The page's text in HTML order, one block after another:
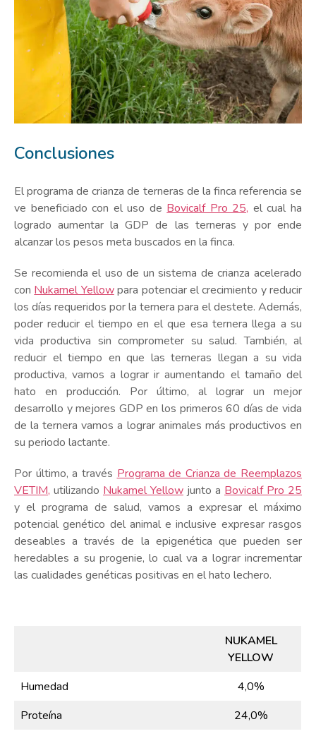
Conclusiones
El programa de crianza de terneras de la finca referencia se
ve beneficiado con el uso deBovicalf Pro 25, el cual ha
logrado aumentar la GDP de las terneras y por ende
alcanzar los pesos meta buscados en la finca.
Se recomienda el uso de un sistema de crianza acelerado
conNukamel Yellowpara potenciar el crecimiento y reducir
los días requeridos por la ternera para el destete. Además,
poder reducir el tiempo en el que esa ternera llega a su
vida productiva sin comprometer su salud. También, al
reducir el tiempo en que las terneras llegan a su vida
productiva, vamos a lograr ir aumentando el tamaño del
hato en producción. Por último, al lograr un mejor
desarrollo y mejores GDP en los primeros 60 días de vida
de la ternera vamos a lograr animales más productivos en
su periodo lactante.
Por último, a travésPrograma de Crianza de Reemplazos
VETIM, utilizando Nukamel Yellow junto a Bovicalf Pro 25
y el programa de salud, vamos a expresar el máximo
potencial genético del animal e inclusive expresar rasgos
deseables a través de la epigenética que pueden ser
heredables a su progenie, lo cual va a lograr incrementar
las cualidades genéticas positivas en el hato lechero.
NUKAMEL
YELLOW
Humedad
4,0%
Proteína
24,0%